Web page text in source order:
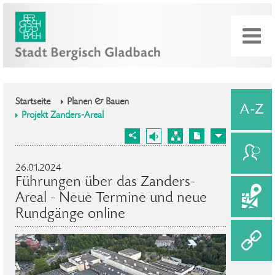
Startseite
Planen & Bauen
Projekt Zanders-Areal
26.01.2024
Führungen über das Zanders-
Areal - Neue Termine und neue
Rundgänge online